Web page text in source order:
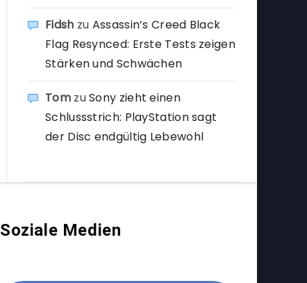
Fidsh zu Assassin’s Creed Black
Flag Resynced: Erste Tests zeigen
Stärken und Schwächen
TomzuSony zieht einen
Schlussstrich: PlayStation sagt
der Disc endgültig Lebewohl
Soziale Medien